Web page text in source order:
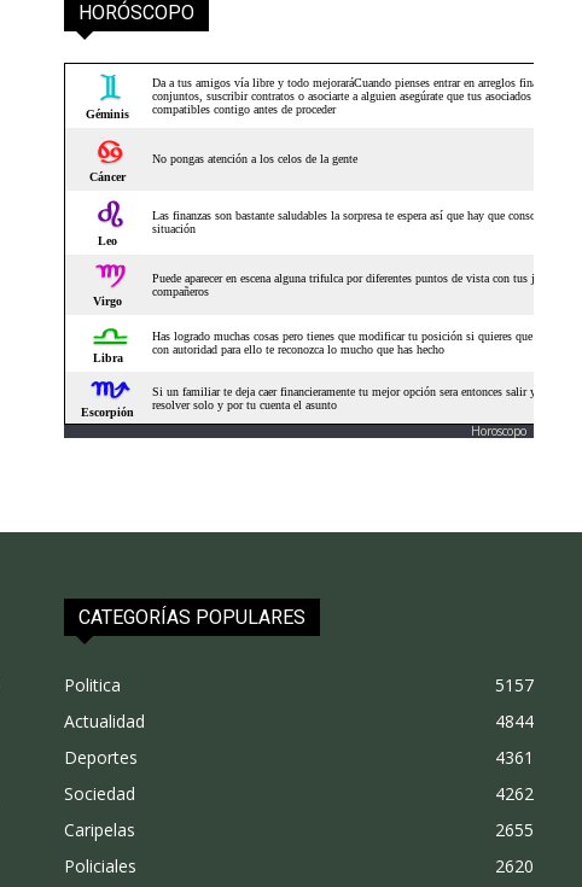
HORÓSCOPO
Horoscopo
CATEGORÍAS POPULARES
Politica
5157
Actualidad
4844
Deportes
4361
Sociedad
4262
Caripelas
2655
Policiales
2620